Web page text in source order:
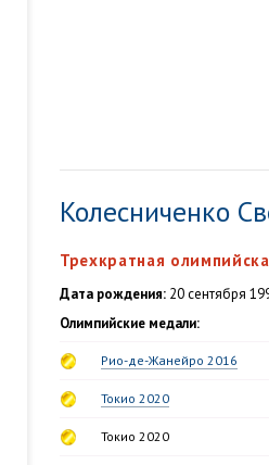
Колесниченко
Трехкратная
Дата рождения: 20 сентября
Олимпийские медали:
Рио-де-Жанейро 2016
Токио 2020
Токио 2020